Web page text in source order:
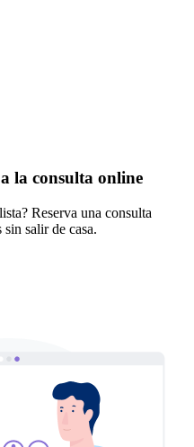
la consulta online
Reserva una consulta
sin salir de casa.